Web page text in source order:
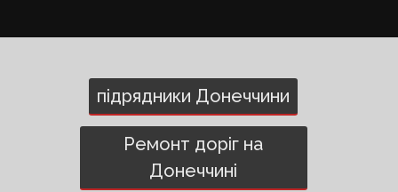
підрядники Донеччини
Ремонт доріг на
Донеччині